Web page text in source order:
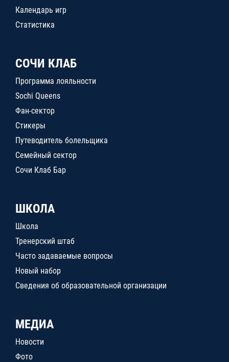
Календарь игр
Статистика
СОЧИ КЛАБ
Программа лояльности
Sochi Queens
Фан-сектор
Стикеры
Путеводитель болельщика
Семейный сектор
Сочи Клаб Бар
ШКОЛА
Школа
Тренерский штаб
Часто задаваемые вопросы
Новый набор
Сведения об образовательной организации
МЕДИА
Новости
Фото